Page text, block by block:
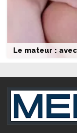
Le mateur :